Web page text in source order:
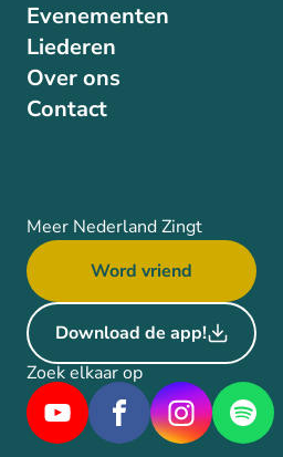
Evenementen
Liederen
Over ons
Contact
Meer Nederland Zingt
Word vriend
Download de app!
Zoek elkaar op